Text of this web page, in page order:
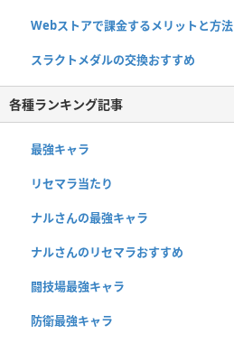
Webストアで課金するメリットと方法
スラクトメダルの交換おすすめ
各種ランキング記事
最強キャラ
リセマラ当たり
ナルさんの最強キャラ
ナルさんのリセマラおすすめ
闘技場最強キャラ
防衛最強キャラ